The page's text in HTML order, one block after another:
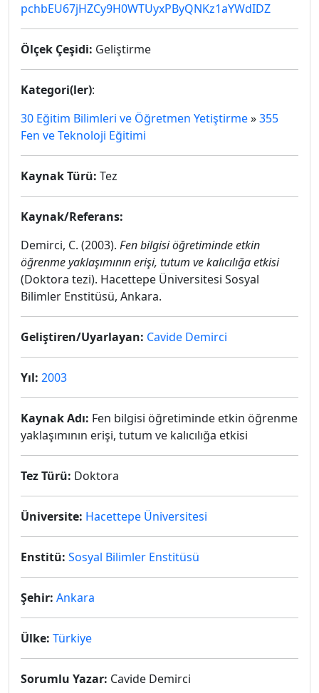
pchbEU67jHZCy9H0WTUyxPByQNKz1aYWdIDZ
Ölçek Çeşidi: Geliştirme
Kategori(ler):
30 Eğitim Bilimleri ve Öğretmen Yetiştirme»355
Fen ve Teknoloji Eğitimi
Kaynak Türü: Tez
Kaynak/Referans:
Demirci, C. (2003). Fen bilgisi öğretiminde etkin
öğrenme yaklaşımının erişi, tutum ve kalıcılığa etkisi
(Doktora tezi). Hacettepe Üniversitesi Sosyal
Bilimler Enstitüsü, Ankara.
Geliştiren/Uyarlayan: Cavide Demirci
Yıl: 2003
Kaynak Adı: Fen bilgisi öğretiminde etkin öğrenme
yaklaşımının erişi, tutum ve kalıcılığa etkisi
Tez Türü: Doktora
Üniversite: Hacettepe Üniversitesi
Enstitü: Sosyal Bilimler Enstitüsü
Şehir: Ankara
Ülke: Türkiye
Sorumlu Yazar: Cavide Demirci